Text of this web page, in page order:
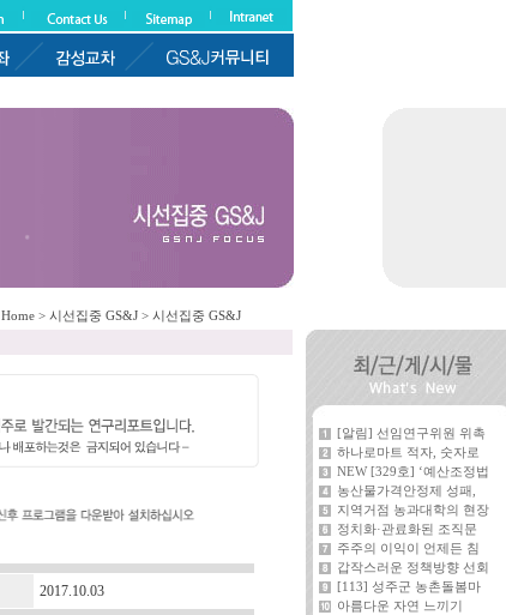
[알림] 선임연구위원 위촉
하나로마트 적자, 숫자로
NEW [329호] ‘예산조정법
농산물가격안정제 성패,
지역거점 농과대학의 현장
정치화·관료화된 조직문
주주의 이익이 언제든 침
갑작스러운 정책방향 선회
[113] 성주군 농촌돌봄마
아름다운 자연 느끼기
Home > 시선집중 GS&J > 시선집중 GS&J
2017.10.03